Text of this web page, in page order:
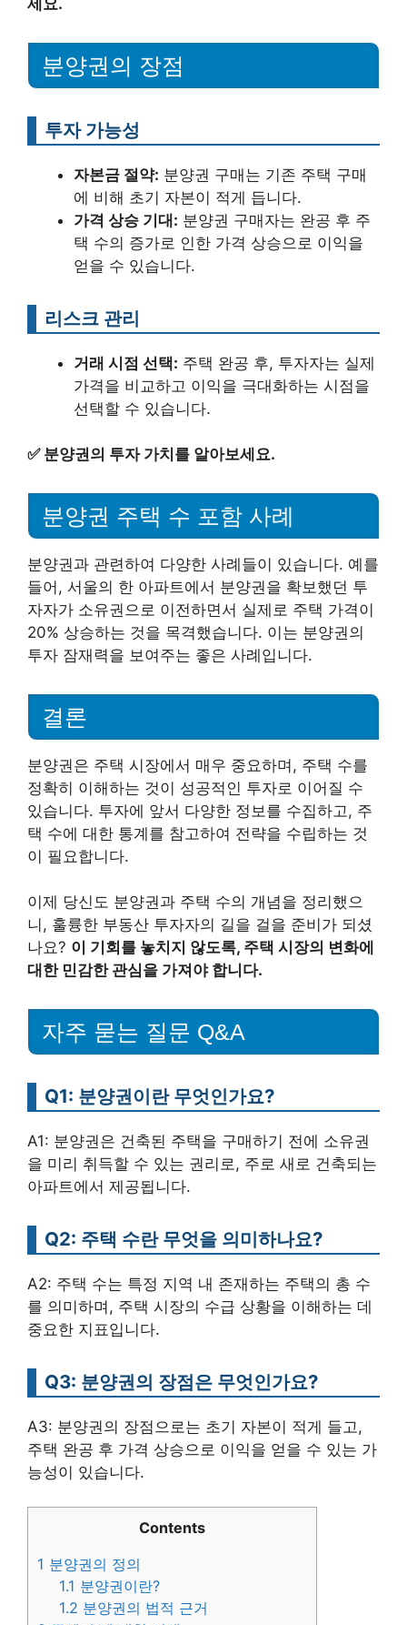
분양권의 장점
투자 가능성
자본금 절약: 분양권 구매는 기존 주택 구매
에 비해 초기 자본이 적게 듭니다.
가격 상승 기대: 분양권 구매자는 완공 후 주
택 수의 증가로 인한 가격 상승으로 이익을
얻을 수 있습니다.
리스크 관리
거래 시점 선택: 주택 완공 후, 투자자는 실제
가격을 비교하고 이익을 극대화하는 시점을
선택할 수 있습니다.
✅ 분양권의 투자 가치를 알아보세요.
분양권 주택 수 포함 사례
분양권과 관련하여 다양한 사례들이 있습니다. 예를
들어, 서울의 한 아파트에서 분양권을 확보했던 투
자자가 소유권으로 이전하면서 실제로 주택 가격이
20% 상승하는 것을 목격했습니다. 이는 분양권의
투자 잠재력을 보여주는 좋은 사례입니다.
결론
분양권은 주택 시장에서 매우 중요하며, 주택 수를
정확히 이해하는 것이 성공적인 투자로 이어질 수
있습니다. 투자에 앞서 다양한 정보를 수집하고, 주
택 수에 대한 통계를 참고하여 전략을 수립하는 것
이 필요합니다.
이제 당신도 분양권과 주택 수의 개념을 정리했으
니, 훌륭한 부동산 투자자의 길을 걸을 준비가 되셨
나요? 이 기회를 놓치지 않도록, 주택 시장의 변화에
대한 민감한 관심을 가져야 합니다.
자주 묻는 질문 Q&A
Q1: 분양권이란 무엇인가요?
A1: 분양권은 건축된 주택을 구매하기 전에 소유권
을 미리 취득할 수 있는 권리로, 주로 새로 건축되는
아파트에서 제공됩니다.
Q2: 주택 수란 무엇을 의미하나요?
A2: 주택 수는 특정 지역 내 존재하는 주택의 총 수
를 의미하며, 주택 시장의 수급 상황을 이해하는 데
중요한 지표입니다.
Q3: 분양권의 장점은 무엇인가요?
A3: 분양권의 장점으로는 초기 자본이 적게 들고,
주택 완공 후 가격 상승으로 이익을 얻을 수 있는 가
능성이 있습니다.
Contents
1 분양권의 정의
1.1 분양권이란?
1.2 분양권의 법적 근거